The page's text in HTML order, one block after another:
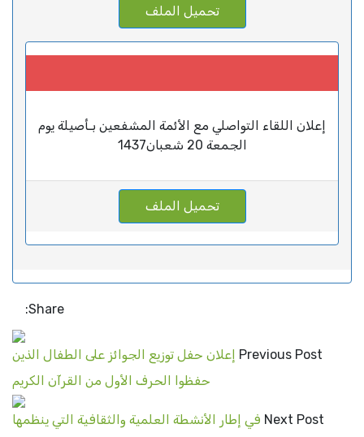
تحميل الملف
إعلان اللقاء التواصلي مع الأئمة المشفعين بـأصيلة يوم
الجمعة 20 شعبان1437
تحميل الملف
Share:
Previous Post إعلان حفل توزيع الجوائز على الطفال الذين
حفظوا الحرف الأول من القرآن الكريم
Next Post في إطار الأنشطة العلمية والثقافية التي ينظمها